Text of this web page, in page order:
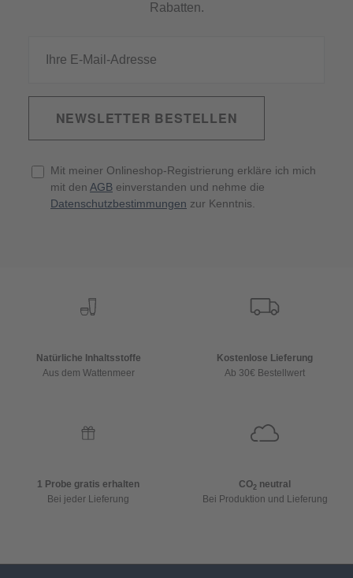
Rabatten.
NEWSLETTER BESTELLEN
Mit meiner Onlineshop-Registrierung erkläre ich mich
mit den AGB einverstanden und nehme die
Datenschutzbestimmungen zur Kenntnis.
Natürliche Inhaltsstoffe
Aus dem Wattenmeer
Kostenlose Lieferung
Ab 30€ Bestellwert
1 Probe gratis erhalten
Bei jeder Lieferung
CO2 neutral
Bei Produktion und Lieferung